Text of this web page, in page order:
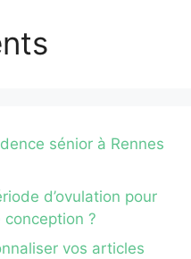
sénior à Rennes
d’ovulation pour
?
vos articles